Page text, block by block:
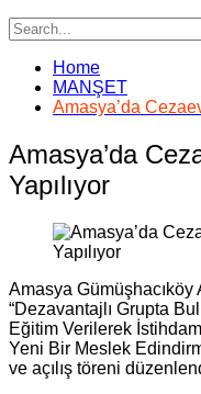
Home
MANŞET
Amasya’da
Amasya’da
Yapılıyor
Amasya Gümüşhacıköy
“Dezavantajlı Grupta
Eğitim Verilerek
Yeni Bir Meslek
ve açılış töreni